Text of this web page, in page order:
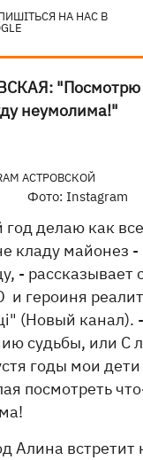
НА НАС В
неумолима!"
Фото: Instagram
делаю как
кладу майонез
- рассказывает
и героиня
(Новый канал).
судьбы, или С
годы мои дети
посмотреть
Алина встретит